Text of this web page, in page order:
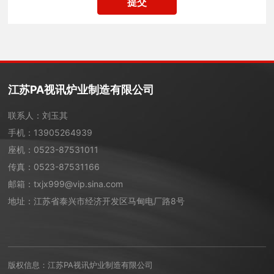
江苏PA视讯炉业制造有限公司
联系人：刘玉其
手机： 13905264939
座机： 0523-87531011
传真：0523-87531166
邮箱：txjx999@vip.sina.com
地址：江苏省泰兴市经济开发区马甸电厂路8号
版权信息：江苏PA视讯炉业制造有限公司